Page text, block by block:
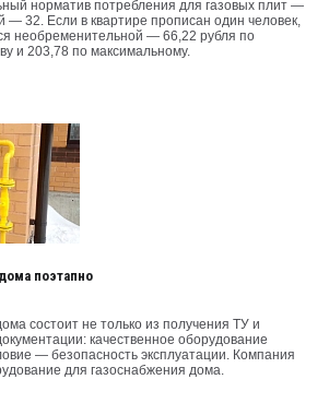
норматив потребления для газовых плит —
— 32. Если в квартире прописан один человек,
необременительной — 66,22 рубля по
и 203,78 по максимальному.
поэтапно
состоит не только из получения ТУ и
качественное оборудование
— безопасность эксплуатации. Компания
для газоснабжения дома.